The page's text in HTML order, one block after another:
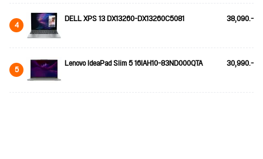
4 DELL XPS 13 DX13260-DX13260C5081 38,090.-
5 Lenovo IdeaPad Slim 5 16IAH10-83ND000QTA 30,990.-